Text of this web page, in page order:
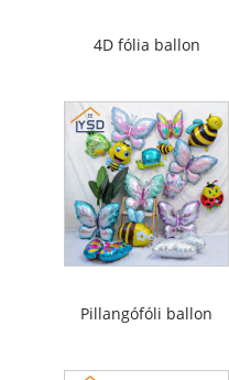
4D fólia ballon
Pillangófóli ballon